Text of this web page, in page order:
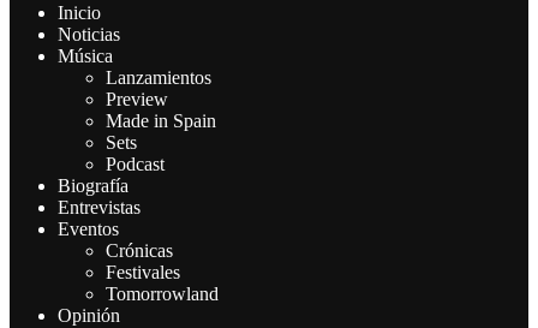
Inicio
Noticias
Música
Lanzamientos
Preview
Made in Spain
Sets
Podcast
Biografía
Entrevistas
Eventos
Crónicas
Festivales
Tomorrowland
Opinión